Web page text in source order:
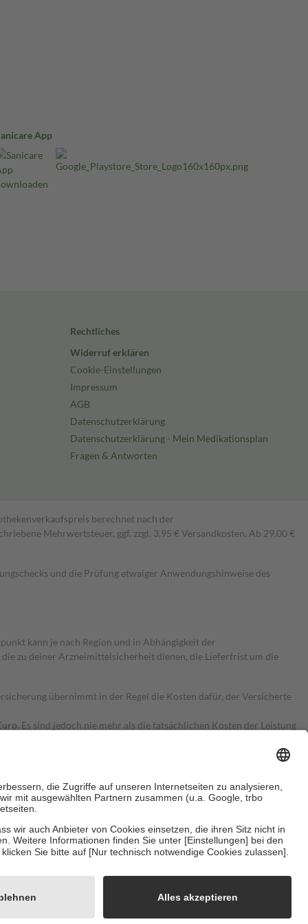
App
Rechtliches
Widerruf erklären
Cookie-Einstellungen
Impressum
AGB
Datenschutzerklärung
Datenschutzerklärung - Mein Medikationsplan
Fragen & Antworten
berechnet nach der
Mehrwertsteuer, ggf. zzgl. 3,95 € Versandkosten. Ab 29,00 €
und die Prüfung etwaiger Anwendungshinweise des
kann je nach Region und in Abhängigkeit der
zu deiner Arzneimittelsicherheit dienen, die Lieferfrist um die
übernimmt in der Regel die Kosten dafür, der Versicherte
Es sind jedoch nie mehr als die tatsächlichen Kosten der Leistung
Zuzahlungen an bei: